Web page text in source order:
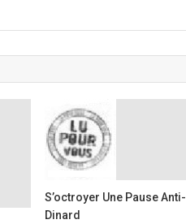
S’octroyer Une Pause
Dinard